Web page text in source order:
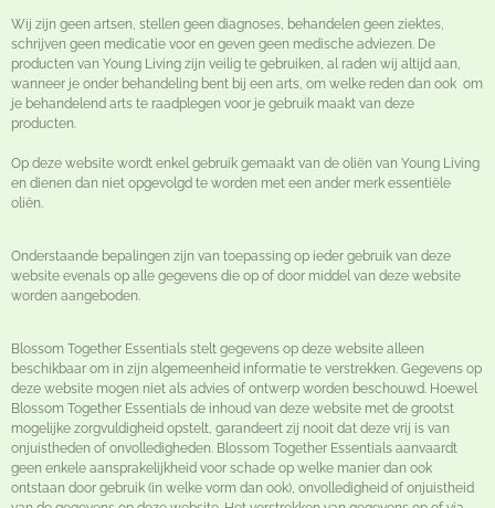
Wij zijn geen artsen, stellen geen diagnoses, behandelen geen ziektes,
schrijven geen medicatie voor en geven geen medische adviezen. De
producten van Young Living zijn veilig te gebruiken, al raden wij altijd aan,
wanneer je onder behandeling bent bij een arts, om welke reden dan ook om
je behandelend arts te raadplegen voor je gebruik maakt van deze
producten.
Op deze website wordt enkel gebruik gemaakt van de oliën van Young Living
en dienen dan niet opgevolgd te worden met een ander merk essentiële
oliën.
Onderstaande bepalingen zijn van toepassing op ieder gebruik van deze
website evenals op alle gegevens die op of door middel van deze website
worden aangeboden.
Blossom Together Essentials stelt gegevens op deze website alleen
beschikbaar om in zijn algemeenheid informatie te verstrekken. Gegevens op
deze website mogen niet als advies of ontwerp worden beschouwd. Hoewel
Blossom Together Essentials de inhoud van deze website met de grootst
mogelijke zorgvuldigheid opstelt, garandeert zij nooit dat deze vrij is van
onjuistheden of onvolledigheden. Blossom Together Essentials aanvaardt
geen enkele aansprakelijkheid voor schade op welke manier dan ook
ontstaan door gebruik (in welke vorm dan ook), onvolledigheid of onjuistheid